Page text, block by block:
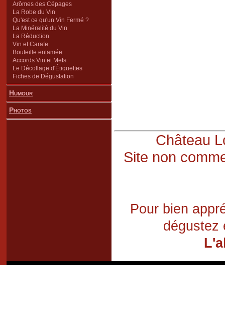
Arômes des Cépages
La Robe du Vin
Qu'est ce qu'un Vin Fermé ?
La Minéralité du Vin
La Réduction
Vin et Carafe
Bouteille entamée
Accords Vin et Mets
Le Décollage d'Étiquettes
Fiches de Dégustation
Humour
Photos
Château
Site non
Pour bien
dégustez